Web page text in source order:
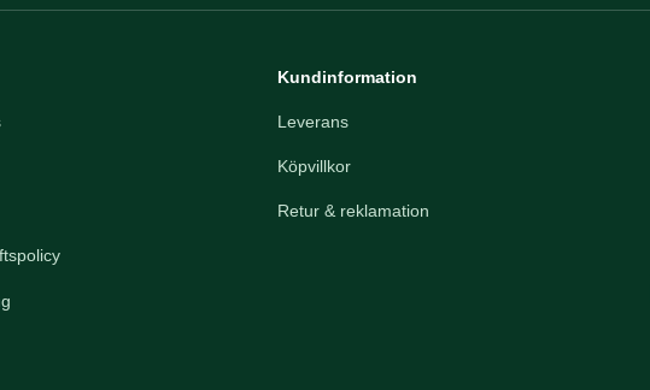
Kundinformation
Leverans
Köpvillkor
Retur & reklamation